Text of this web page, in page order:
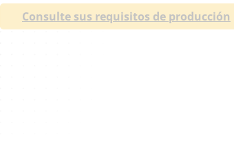
Consulte sus requisitos de producción